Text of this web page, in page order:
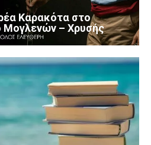
Καρακότα στο
Μογλενών – Χρυσής